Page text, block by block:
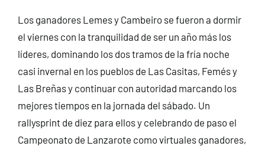
Los ganadores Lemes y Cambeiro se fueron a dormir
el viernes con la tranquilidad de ser un año más los
líderes, dominando los dos tramos de la fría noche
casi invernal en los pueblos de Las Casitas, Femés y
Las Breñas y continuar con autoridad marcando los
mejores tiempos en la jornada del sábado. Un
rallysprint de diez para ellos y celebrando de paso el
Campeonato de Lanzarote como virtuales ganadores,